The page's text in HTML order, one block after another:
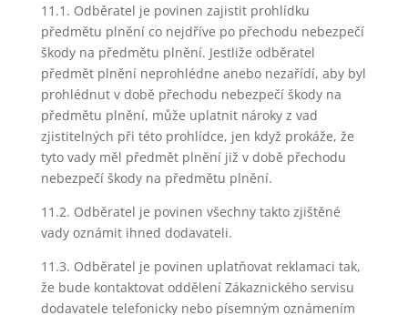
11.1. Odběratel je povinen zajistit prohlídku
předmětu plnění co nejdříve po přechodu nebezpečí
škody na předmětu plnění. Jestliže odběratel
předmět plnění neprohlédne anebo nezařídí, aby byl
prohlédnut v době přechodu nebezpečí škody na
předmětu plnění, může uplatnit nároky z vad
zjistitelných při této prohlídce, jen když prokáže, že
tyto vady měl předmět plnění již v době přechodu
nebezpečí škody na předmětu plnění.
11.2. Odběratel je povinen všechny takto zjištěné
vady oznámit ihned dodavateli.
11.3. Odběratel je povinen uplatňovat reklamaci tak,
že bude kontaktovat oddělení Zákaznického servisu
dodavatele telefonicky nebo písemným oznámením